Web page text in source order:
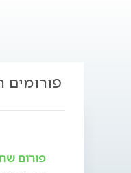
פורומים
פורום